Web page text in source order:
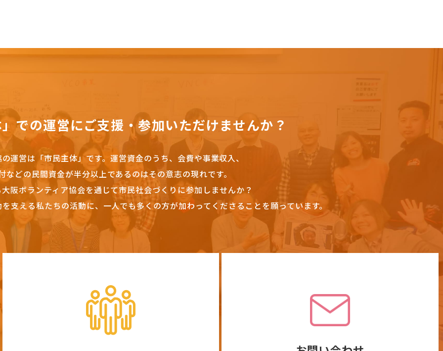
での運営にご支援・参加いただけませんか？
運営は「市民主体」です。 運営資金のうち、会費や事業収入、
などの民間資金が半分以上であるのはその意志の現れです。
阪ボランティア協会を通じて市民社会づくりに参加しませんか？
支える私たちの活動に、一人でも多くの方が加わってくださることを願っています。